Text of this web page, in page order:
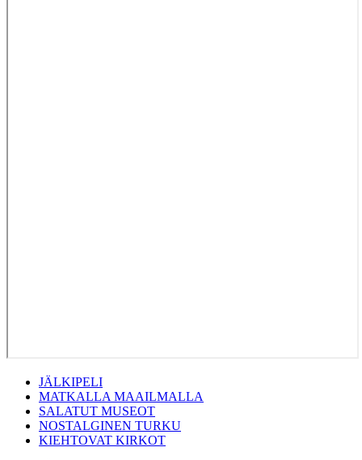
JÄLKIPELI
MATKALLA MAAILMALLA
SALATUT MUSEOT
NOSTALGINEN TURKU
KIEHTOVAT KIRKOT